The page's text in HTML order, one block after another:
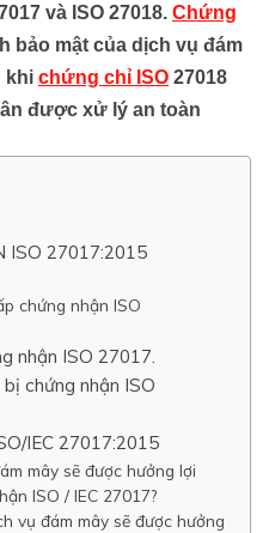
và ISO 27018. Chứng
bảo mật của dịch vụ đám
khi chứng chỉ ISO 27018
được xử lý an toàn
ISO 27017:2015
chứng nhận ISO
nhận ISO 27017.
chứng nhận ISO
IEC 27017:2015
mây sẽ được hưởng lợi
ISO / IEC 27017?
vụ đám mây sẽ được hưởng